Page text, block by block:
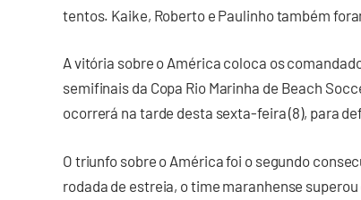
tentos. Kaike, Roberto e Paulinho também
A vitória sobre o América coloca os
semifinais da Copa Rio Marinha de Beach
ocorrerá na tarde desta sexta-feira (8), para
O triunfo sobre o América foi o segundo
rodada de estreia, o time maranhense